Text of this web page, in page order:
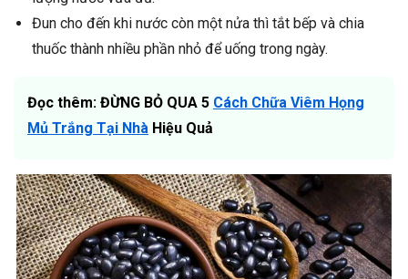
Đun cho đến khi nước còn một nửa thì tắt bếp và chia
thuốc thành nhiều phần nhỏ để uống trong ngày.
Đọc thêm: ĐỪNG BỎ QUA 5 Cách Chữa Viêm Họng
Mủ Trắng Tại Nhà Hiệu Quả